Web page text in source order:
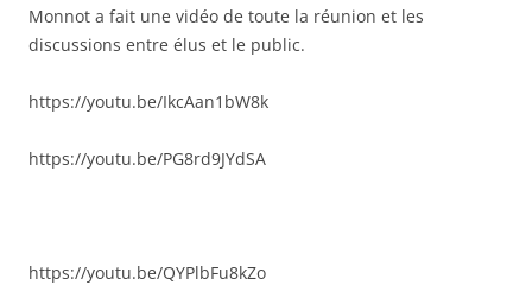
Monnot a fait une vidéo de toute la réunion et les
discussions entre élus et le public.
https://youtu.be/IkcAan1bW8k
https://youtu.be/PG8rd9JYdSA
https://youtu.be/QYPlbFu8kZo